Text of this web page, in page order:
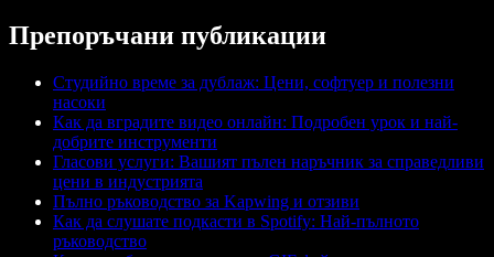
Препоръчани публикации
Студийно време за дублаж: Цени, софтуер и полезни
насоки
Как да вградите видео онлайн: Подробен урок и най-
добрите инструменти
Гласови услуги: Вашият пълен наръчник за справедливи
цени в индустрията
Пълно ръководство за Kapwing и отзиви
Как да слушате подкасти в Spotify: Най-пълното
ръководство